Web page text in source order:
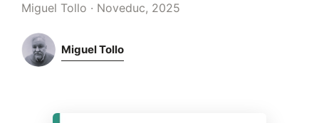
Miguel Tollo · Noveduc, 2025
Miguel Tollo